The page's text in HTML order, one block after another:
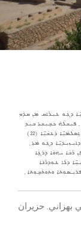
ܕܓܲܘ ܥܝܼܪܵܐܩ ܡܼܢ ܩܕܵܡ
ܦܝܼܫܠܵܗ̇ ܟܒ݂ܝܼܫܬܐ ܒܝܲܕ
(ܕܵܥܹܫ) ܒܲܝܢܵܬ݂ 7 ܒܐܵܒ 2014 ܘ 7 ܒܬܸܫܪܝܼܢ ܬܪܲܝܵܢܵܐ 2016 ݂ ܡܘܼܚܪܸܒ݂ܠܗ݇ܘܿܢ ܐܸܣܠܵܡܵܝܹ̈ܐ ܕܵܥܫܵܝܹ̈ܐ (22)
ܕܓܲܘ ܡܵܬܐ
ܪܵܒܵܐ ܝܗ݇ܘܵܐ ܕܲܪܓ݂ܵܐ
ܬܸܢܝܵܐ ܒܸܢܝܵܢܵܐ ܕ(22) ܩܲܒ݂ܖܹ̈ܐ ܬܠܝܼܚܹ̈ܐ ܕܠܵܐ ܥܘܼܕܪܵܢܵܐ
ܘܬܲܘܬܵܒ݂ܘܼܬܐ
بهزاني. حزيران